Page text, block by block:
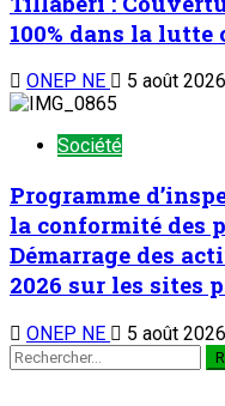
100% dans la
ONEP NE 5 août 2026
Société
Programme
la conformité des
Démarrage des
2026 sur les sites
ONEP NE 5 août 2026